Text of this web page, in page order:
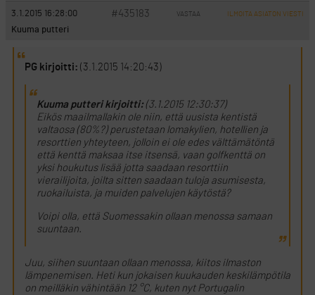
3.1.2015 16:28:00 #435183 VASTAA ILMOITA ASIATON VIESTI
Kuuma putteri
PG kirjoitti: (3.1.2015 14:20:43)
Kuuma putteri kirjoitti:(3.1.2015 12:30:37)
Eikös maailmallakin ole niin, että uusista kentistä
valtaosa (80%?) perustetaan lomakylien, hotellien ja
resorttien yhteyteen, jolloin ei ole edes välttämätöntä
että kenttä maksaa itse itsensä, vaan golfkenttä on
yksi houkutus lisää jotta saadaan resorttiin
vierailijoita, joilta sitten saadaan tuloja asumisesta,
ruokailuista, ja muiden palvelujen käytöstä?
Voipi olla, että Suomessakin ollaan menossa samaan
suuntaan.
Juu, siihen suuntaan ollaan menossa, kiitos ilmaston
lämpenemisen. Heti kun jokaisen kuukauden keskilämpötila
on meilläkin vähintään 12 °C, kuten nyt Portugalin